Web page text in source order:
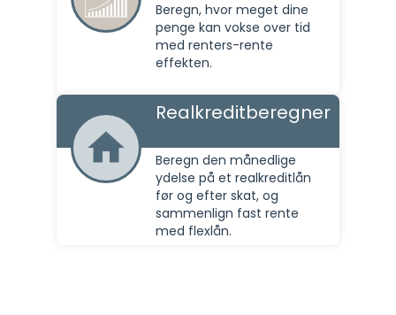
Beregn, hvor meget dine
penge kan vokse over tid
med renters-rente
effekten.
Realkreditberegner
Beregn den månedlige
ydelse på et realkreditlån
før og efter skat, og
sammenlign fast rente
med flexlån.